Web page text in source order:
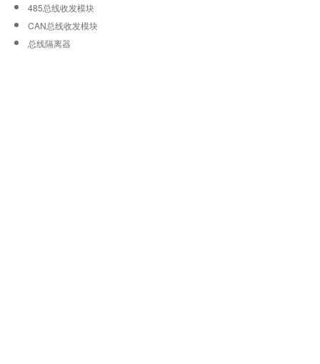
485总线收发模块
CAN总线收发模块
总线隔离器